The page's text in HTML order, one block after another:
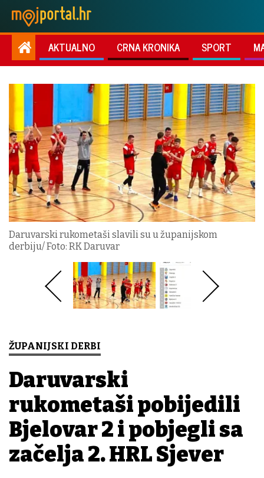
AKTUALNO CRNA KRONIKA SPORT
Daruvarski rukometaši slavili su u županijskom
derbiju/ Foto: RK Daruvar
ŽUPANIJSKI DERBI
Daruvarski
rukometaši pobijedili
Bjelovar 2 i pobjegli sa
začelja 2. HRL Sjever